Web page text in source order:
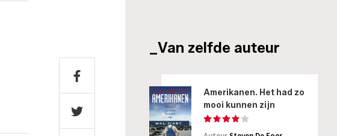
_Van zelfde auteur
Amerikanen. Het had zo
mooi kunnen zijn